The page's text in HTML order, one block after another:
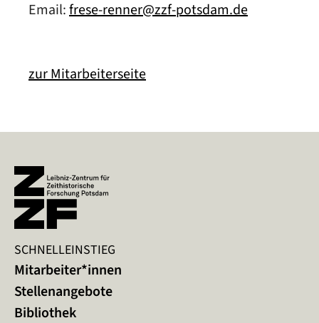
Email:frese-renner@zzf-potsdam.de
zur Mitarbeiterseite
SCHNELLEINSTIEG
Mitarbeiter*innen
Stellenangebote
Bibliothek